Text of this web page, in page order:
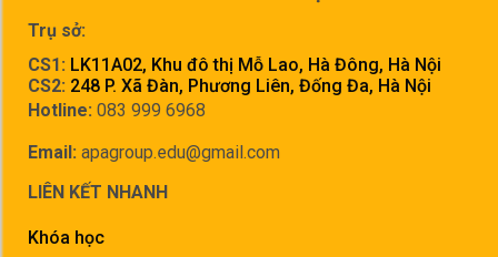
Trụ sở:
CS1: LK11A02, Khu đô thị Mỗ Lao, Hà Đông, Hà Nội
CS2: 248 P. Xã Đàn, Phương Liên, Đống Đa, Hà Nội
Hotline: 083 999 6968
Email: apagroup.edu@gmail.com
LIÊN KẾT NHANH
Khóa học